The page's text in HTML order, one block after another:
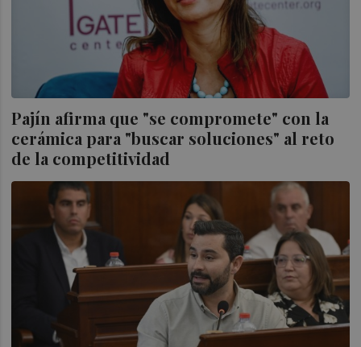
Pajín afirma que "se compromete" con la
cerámica para "buscar soluciones" al reto
de la competitividad